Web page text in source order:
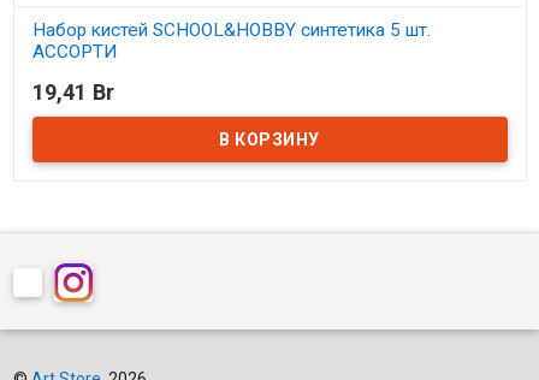
Набор кистей SCHOOL&HOBBY синтетика 5 шт.
АССОРТИ
В наличии
19,41 Br